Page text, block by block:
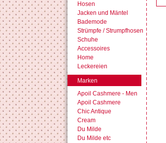
Hosen
Jacken und Mäntel
Bademode
Strümpfe / Strumpfhosen
Schuhe
Accessoires
Home
Leckereien
Marken
Apoil Cashmere - Men
Apoil Cashmere
Chic Antique
Cream
Du Milde
Du Milde etc